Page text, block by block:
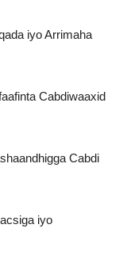
iyo Arrimaha
Cabdiwaaxid
Cabdi
iyo